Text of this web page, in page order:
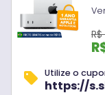
sell Utilize o
https://